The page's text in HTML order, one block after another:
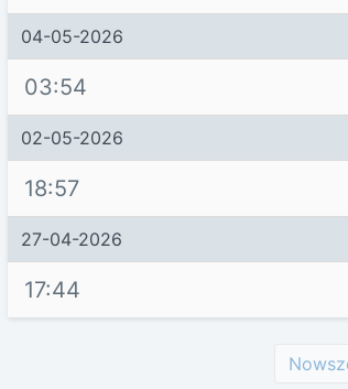
04-05-2026
03:54
02-05-2026
18:57
27-04-2026
17:44